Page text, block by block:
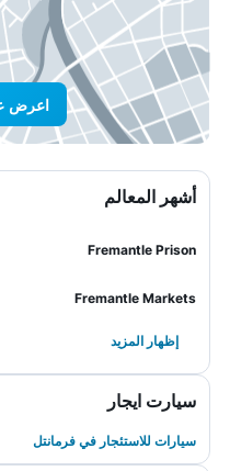
اعرض
أشهر المعالم
Fremantle Prison
Fremantle Markets
إظهار المزيد
سيارت ايجار
سيارات للاستئجار في فرمانتل